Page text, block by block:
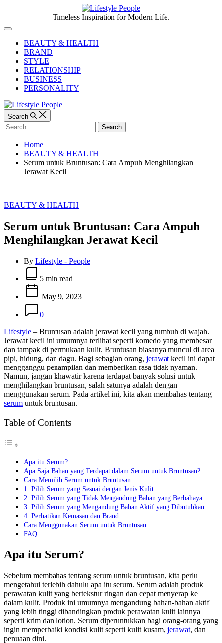
content
People
Timeless Inspiration for Modern Life.
Off
CanvasBEAUTY & HEALTH
BRAND
STYLE
RELATIONSHIP
BUSINESS
PERSONALITY
Search
Search
for:
Home
BEAUTY & HEALTH
Serum untuk Bruntusan: Cara Ampuh Menghilangkan
Jerawat Kecil
Categories
BEAUTY & HEALTH
Serum untuk Bruntusan: Cara Ampuh
Menghilangkan Jerawat Kecil
By Lifestyle - People
Estimated
read
time
5 min read
May 9, 2023
0
Lifestyle – Bruntusan adalah jerawat kecil yang tumbuh di wajah.
Jerawat kecil ini umumnya terlihat seperti komedo yang membesar
dan tampak di permukaan kulit. Bruntusan biasanya muncul di area
pipi, hidung, dan dagu. Bagi sebagian orang, jerawat kecil ini dapat
mengganggu penampilan dan memberikan rasa tidak nyaman.
Namun, jangan khawatir karena terdapat banyak solusi untuk
menghilangkan bruntusan, salah satunya adalah dengan
menggunakan serum. Pada artikel ini, kita akan membahas tentang
serum untuk bruntusan.
Table of Contents
Apa itu Serum?
Apa Saja Bahan yang Terdapat dalam Serum untuk Bruntusan?
Cara Memilih Serum untuk Bruntusan
1. Pilih Serum yang Sesuai dengan Jenis Kulit
2. Pilih Serum yang Tidak Mengandung Bahan yang Berbahaya
3. Pilih Serum yang Mengandung Bahan Aktif yang Dibutuhkan
4. Perhatikan Kemasan dan Brand
Cara Menggunakan Serum untuk Bruntusan
FAQ
Apa itu Serum?
Sebelum membahas tentang serum untuk bruntusan, kita perlu
mengetahui terlebih dahulu apa itu serum. Serum adalah produk
perawatan kulit yang bertekstur ringan dan cepat menyerap ke
dalam kulit. Produk ini umumnya mengandung bahan-bahan aktif
yang lebih tinggi dibandingkan produk perawatan kulit lainnya
seperti krim dan lotion. Serum diperuntukkan bagi orang-orang yang
ingin memperbaiki kondisi kulit seperti kulit kusam, jerawat, dan
penuaan dini.